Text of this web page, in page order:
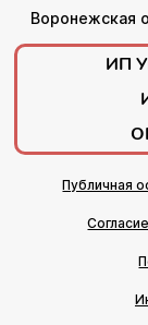
Воронежская
ИП
Публичная